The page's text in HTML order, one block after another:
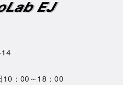
10：00～18：00